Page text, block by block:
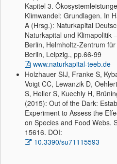
Kapitel 3.
Klimwandel: Grundlagen. In
A (Hrsg.): Naturkapital
Naturkapital und Klimapolitik
Berlin, Helmholtz-Zentrum
Berlin, Leipzig., pp.66-99
www.naturkapital-teeb.de
Holzhauer SIJ, Franke S,
Voigt CC, Lewanzik D,
S, Heller S, Kuechly H,
(2015): Out of the Dark:
Experiment to Assess the
on Species and Food Webs.
15616. DOI:
10.3390/su71115593